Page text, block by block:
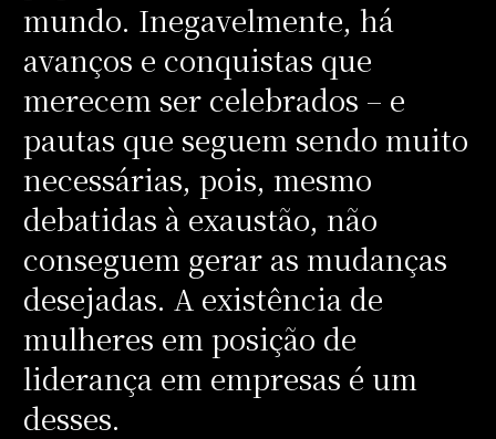
mundo. Inegavelmente, há
avanços e conquistas que
merecem ser celebrados – e
pautas que seguem sendo muito
necessárias, pois, mesmo
debatidas à exaustão, não
conseguem gerar as mudanças
desejadas. A existência de
mulheres em posição de
liderança em empresas é um
desses.